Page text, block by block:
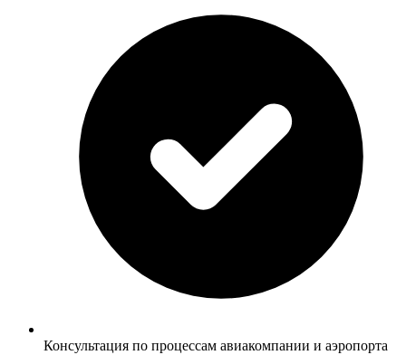
Консультация по процессам авиакомпании и аэропорта